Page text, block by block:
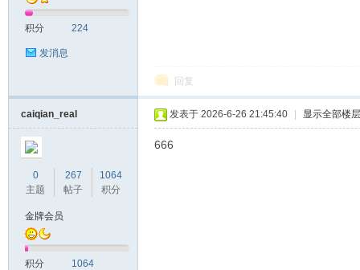
积分 224
发消息
回复
caiqian_real
0
主题
267
帖子
1064
积分
金牌会员
积分 1064
发表于 2026-6-26 21:45:40 显示全部楼层
666